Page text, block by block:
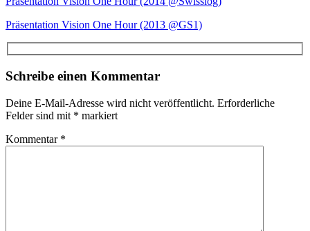
Präsentation Vision One Hour (2013 @GS1)
Schreibe einen Kommentar
Deine E-Mail-Adresse wird nicht veröffentlicht. Erforderliche
Felder sind mit * markiert
Kommentar *